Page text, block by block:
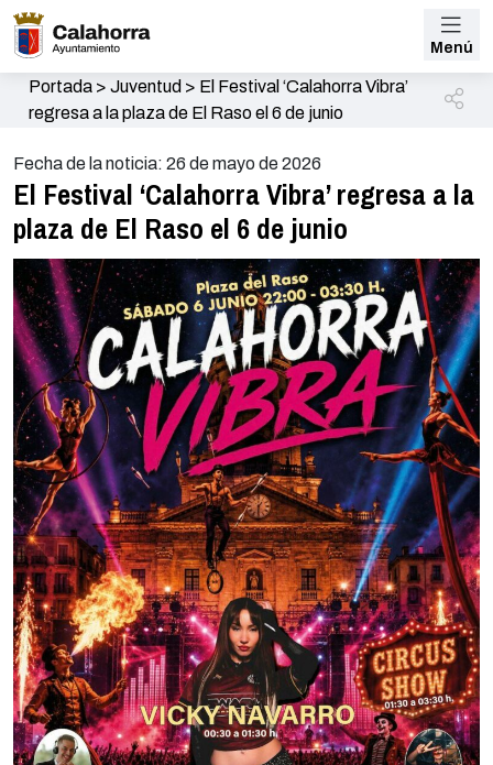
Menú
Portada> Juventud > El Festival ‘Calahorra Vibra’
regresa a la plaza de El Raso el 6 de junio
Fecha de la noticia: 26 de mayo de 2026
El Festival ‘Calahorra Vibra’ regresa a la
plaza de El Raso el 6 de junio